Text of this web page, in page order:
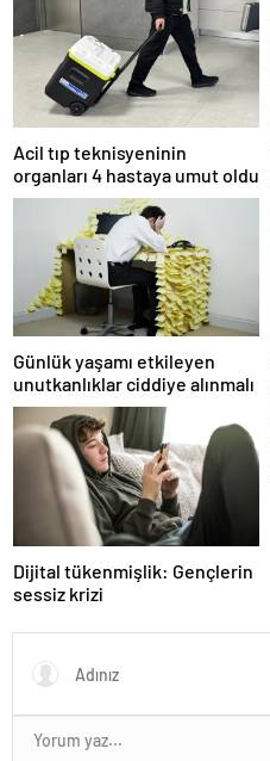
Acil tıp teknisyeninin
organları 4 hastaya umut oldu
Günlük yaşamı etkileyen
unutkanlıklar ciddiye alınmalı
Dijital tükenmişlik: Gençlerin
sessiz krizi